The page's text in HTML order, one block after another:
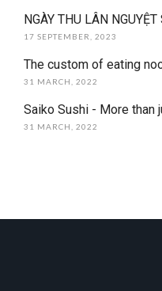
NGÀY THU LÂN
17 SEPTEMBER, 2023
The custom of eating
31 MARCH, 2022
Saiko Sushi - More than
31 MARCH, 2022